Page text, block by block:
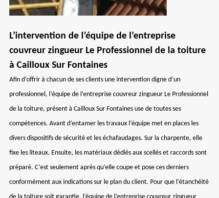
L’intervention de l’équipe de l’entreprise
couvreur zingueur Le Professionnel de la toiture
à Cailloux Sur Fontaines
Afin d’offrir à chacun de ses clients une intervention digne d’un
professionnel, l’équipe de l’entreprise couvreur zingueur Le Professionnel
de la toiture, présent à Cailloux Sur Fontaines use de toutes ses
compétences. Avant d’entamer les travaux l’équipe met en places les
divers dispositifs de sécurité et les échafaudages. Sur la charpente, elle
fixe les liteaux. Ensuite, les matériaux dédiés aux scellés et raccords sont
préparé. C’est seulement après qu’elle coupe et pose ces derniers
conformément aux indications sur le plan du client. Pour que l’étanchéité